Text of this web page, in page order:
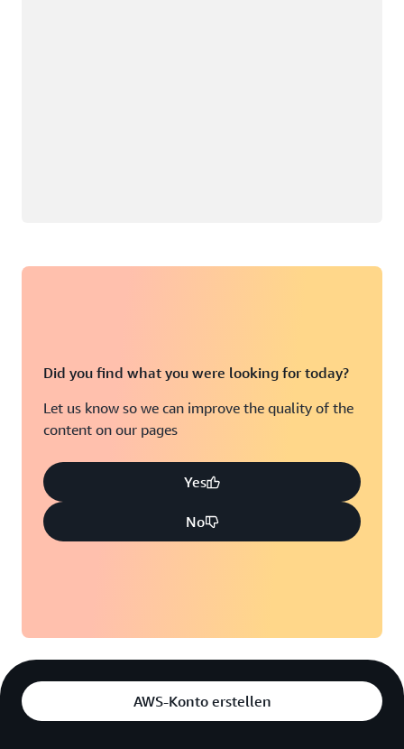
Did you find what you were looking for today?
Let us know so we can improve the quality of the
content on our pages
Yes
No
AWS-Konto erstellen